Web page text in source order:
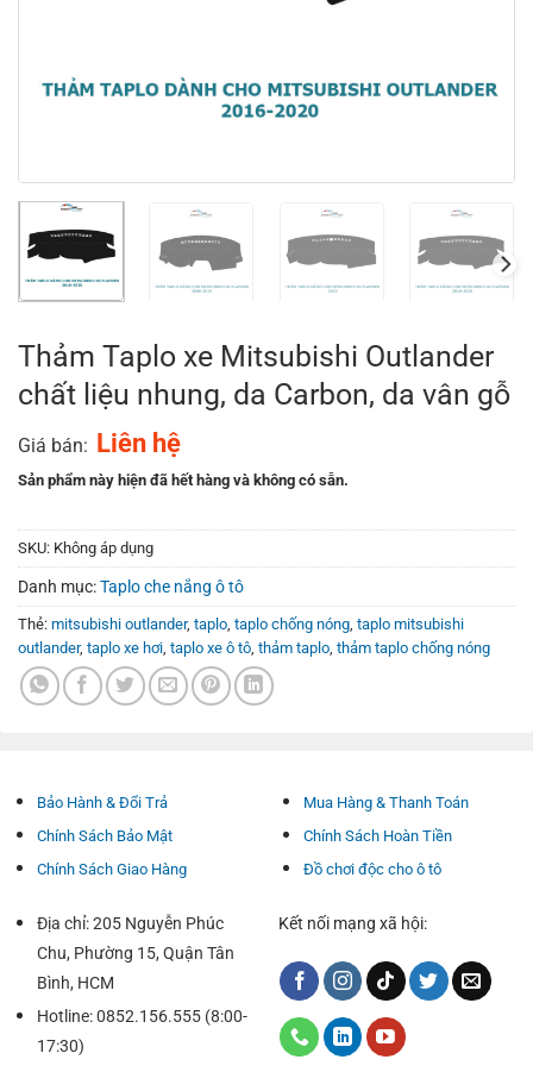
Thảm Taplo xe Mitsubishi Outlander
chất liệu nhung, da Carbon, da vân gỗ
Giá bán: Liên hệ
Sản phẩm này hiện đã hết hàng và không có sẵn.
SKU: Không áp dụng
Danh mục:Taplo che nắng ô tô
Thẻ: mitsubishi outlander, taplo taplo chống nóng taplo mitsubishi
outlander, taplo xe hơi taplo xe ô tô thảm taplo thảm taplo chống nóng
Bảo Hành & Đổi Trả
Chính Sách Bảo Mật
Chính Sách Giao Hàng
Mua Hàng & Thanh Toán
Chính Sách Hoàn Tiền
Đồ chơi độc cho ô tô
Địa chỉ: 205 Nguyễn Phúc
Chu, Phường 15, Quận Tân
Bình, HCM
Hotline: 0852.156.555 (8:00-
17:30)
Kết nối mạng xã hội: